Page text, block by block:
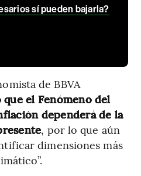
sí pueden bajarla?
de BBVA
el Fenómeno del
dependerá de la
, por lo que aún
dimensiones más